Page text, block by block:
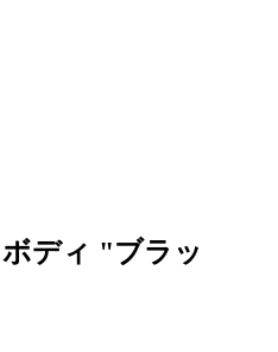
ディ "ブラッ